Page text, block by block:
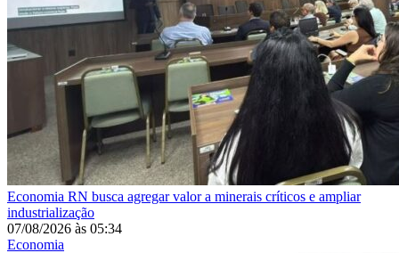
Economia RN busca agregar valor a minerais críticos e ampliar
industrialização
07/08/2026 às 05:34
Economia